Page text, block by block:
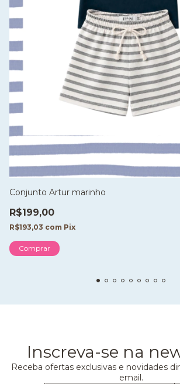
Conjunto Artur marinho
R$199,00
R$193,03 com Pix
Comprar
Inscreva-se na
Receba ofertas exclusivas e novidades
email.